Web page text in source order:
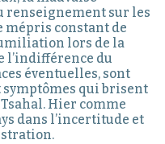
renseignement sur les
mépris constant de
lors de la
l’indifférence du
éventuelles, sont
symptômes qui brisent
Hier comme
dans l’incertitude et